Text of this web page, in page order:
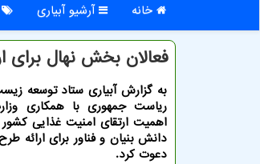
خانه آرشیو آبیاری
فعالان بخش نهال برای
به گزارش آبیاری ستاد توسعه
ریاست جمهوری با همكاری
اهمیت ارتقای امنیت غذایی
دانش بنیان و فناور برای ارائه
دعوت كرد.